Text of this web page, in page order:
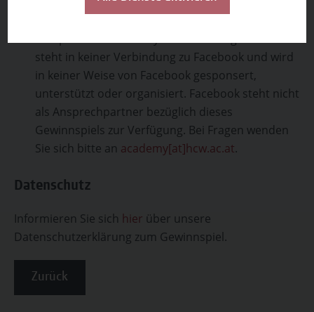
steht in keiner Verbindung zu Facebook und wird
in keiner Weise von Facebook gesponsert,
unterstützt oder organisiert. Facebook steht nicht
als Ansprechpartner bezüglich dieses
Gewinnspiels zur Verfügung. Bei Fragen wenden
Sie sich bitte an academy[at]hcw.ac.at.
Datenschutz
Informieren Sie sich hier über unsere
Datenschutzerklärung zum Gewinnspiel.
Zurück